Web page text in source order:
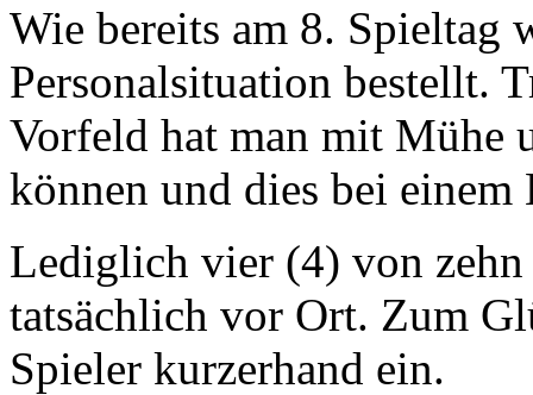
Wie bereits am 8. Spieltag
Personalsituation bestellt.
Vorfeld hat man mit Mühe
können und dies bei
Lediglich vier (4) von
tatsächlich vor Ort. Zum
Spieler kurzerhand ein.